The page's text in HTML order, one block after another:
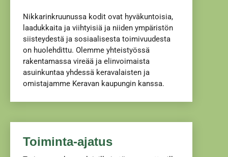
Nikkarinkruunussa kodit ovat hyväkuntoisia,
laadukkaita ja viihtyisiä ja niiden ympäristön
siisteydestä ja sosiaalisesta toimivuudesta
on huolehdittu. Olemme yhteistyössä
rakentamassa vireää ja elinvoimaista
asuinkuntaa yhdessä keravalaisten ja
omistajamme Keravan kaupungin kanssa.
Toiminta-ajatus